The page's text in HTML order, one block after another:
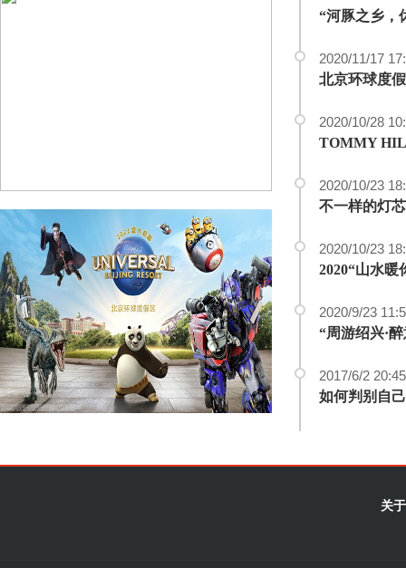
2020/11/17
北京环球度
2020/10/28
TOMMY
2020/10/23
不一样的灯
2020/10/23
2020/9/23
2017/6/2
如何判别自
关